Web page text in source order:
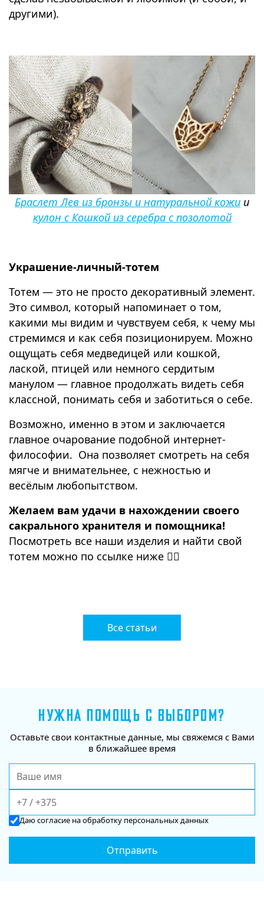
другими).
Браслет Лев из бронзы и натуральной кожи и
кулон с Кошкой из серебра с позолотой
Украшение-личный-тотем
Тотем — это не просто декоративный элемент.
Это символ, который напоминает о том,
какими мы видим и чувствуем себя, к чему мы
стремимся и как себя позиционируем. Можно
ощущать себя медведицей или кошкой,
лаской, птицей или немного сердитым
манулом — главное продолжать видеть себя
классной, понимать себя и заботиться о себе.
Возможно, именно в этом и заключается
главное очарование подобной интернет-
философии. Она позволяет смотреть на себя
мягче и внимательнее, с нежностью и
весёлым любопытством.
Желаем вам удачи в нахождении своего
сакрального хранителя и помощника!
Посмотреть все наши изделия и найти свой
тотем можно по ссылке ниже 👇🏻
Все статьи
НУЖНА ПОМОЩЬ С ВЫБОРОМ?
Оставьте свои контактные данные, мы свяжемся с Вами
в ближайшее время
Даюсогласие на обработку персональных данных